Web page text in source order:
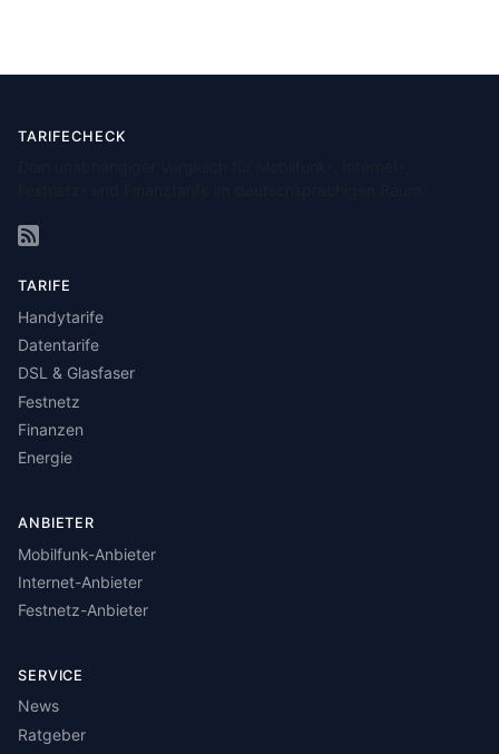
TARIFECHECK
TARIFE
Handytarife
Datentarife
DSL & Glasfaser
Festnetz
Finanzen
Energie
ANBIETER
Mobilfunk-Anbieter
Internet-Anbieter
Festnetz-Anbieter
SERVICE
News
Ratgeber